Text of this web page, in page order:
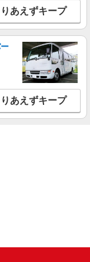
りあえずキープ
りあえずキープ